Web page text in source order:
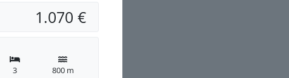
1.070 €
3
800 m